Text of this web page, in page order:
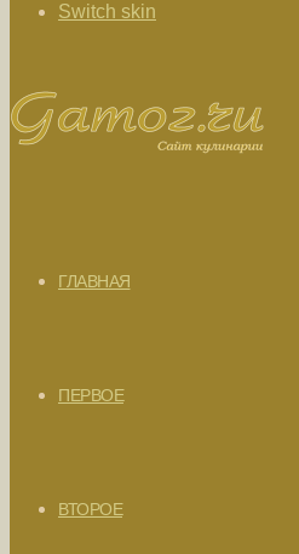
Switch skin
ГЛАВНАЯ
ПЕРВОЕ
ВТОРОЕ